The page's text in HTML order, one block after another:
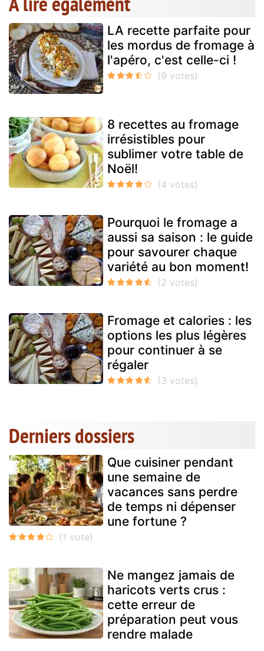
LA recette parfaite pour
les mordus de fromage à
l'apéro, c'est celle-ci !
8 recettes au fromage
irrésistibles pour
sublimer votre table de
Noël!
Pourquoi le fromage a
aussi sa saison : le guide
pour savourer chaque
variété au bon moment!
Fromage et calories : les
options les plus légères
pour continuer à se
régaler
Derniers dossiers
Que cuisiner pendant
une semaine de
vacances sans perdre
de temps ni dépenser
une fortune ?
Ne mangez jamais de
haricots verts crus :
cette erreur de
préparation peut vous
rendre malade